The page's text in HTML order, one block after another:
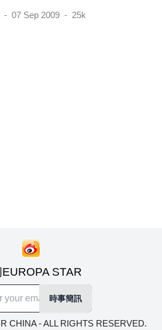
07 Sep 2009 - 25k
STAR
時事簡訊
CHINA - ALL RIGHTS RESERVED.